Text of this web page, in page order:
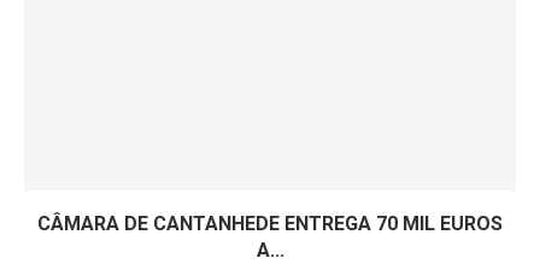
CÂMARA DE CANTANHEDE ENTREGA 70 MIL EUROS
A...